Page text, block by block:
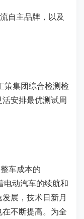
自主品牌，以及
策集团综合检测检
安排最优测试周
车成本的
电动汽车的续航和
展，技术日新月
不断提高。为全